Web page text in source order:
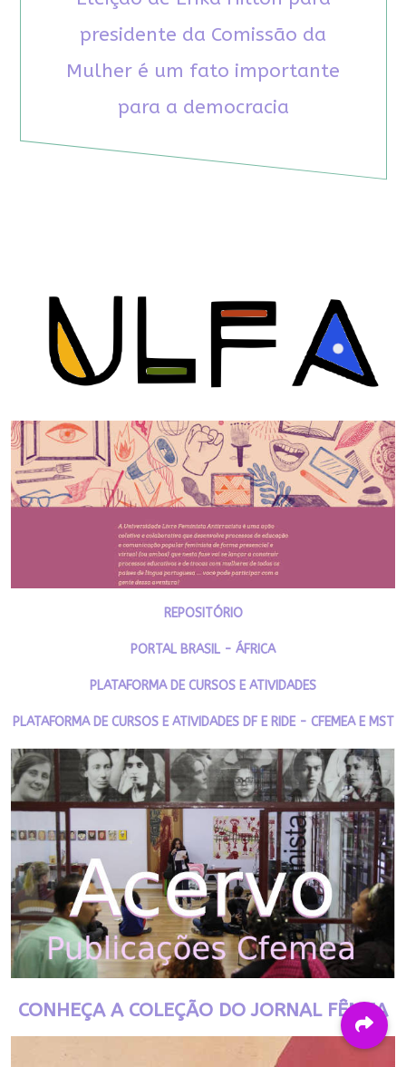
presidente da Comissão da
Mulher é um fato importante
para a democracia
REPOSITÓRIO
PORTAL BRASIL - ÁFRICA
PLATAFORMA DE CURSOS E ATIVIDADES
PLATAFORMA DE CURSOS E ATIVIDADES DF E RIDE - CFEMEA E MST
CONHEÇA A COLEÇÃO DO JORNAL FÊMEA